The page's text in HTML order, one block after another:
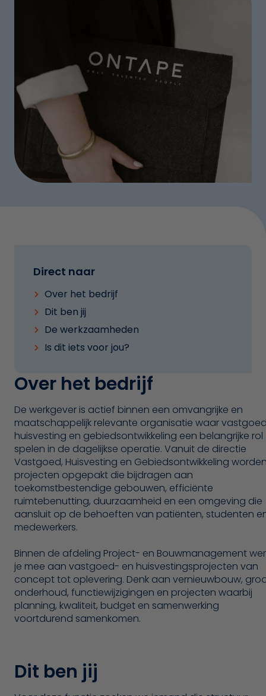
Direct naar
Over het bedrijf
Dit ben jij
De werkzaamheden
Is dit iets voor jou?
Over het bedrijf
De werkgever is actief binnen een omvangrijke en
maatschappelijk relevante organisatie waar
huisvesting en gebiedsontwikkeling een belangrijke rol
spelen in de dagelijkse operatie. Vanuit de directie
Vastgoed, Huisvesting en Gebiedsontwikkeling
projecten opgepakt die bijdragen aan
toekomstbestendige gebouwen, efficiënte
ruimtebenutting, duurzaamheid en een omgeving die
aansluit op de behoeften van patiënten, studenten
medewerkers.
Binnen de afdeling Project- en Bouwmanagement
je mee aan vastgoed- en huisvestingsprojecten van
concept tot oplevering. Denk aan vernieuwbouw,
onderhoud, functiewijzigingen en projecten waarbij
planning, kwaliteit, budget en samenwerking
voortdurend samenkomen.
Dit ben jij